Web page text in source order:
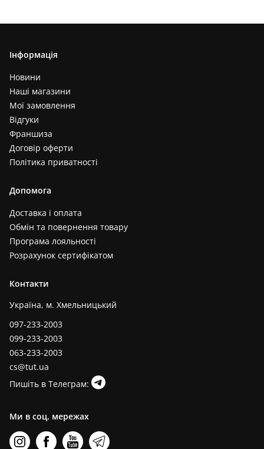
Інформація
Новини
Наші магазини
Мої замовлення
Відгуки
Франшиза
Договір оферти
Політика приватності
Допомога
Доставка і оплата
Обмін та повернення товару
Програма лояльності
Розрахунок сертифікатом
Контакти
Україна, м. Хмельницький
097-233-2003
099-233-2003
063-233-2003
cs@tut.ua
Пишіть в Телеграм:
Ми в соц. мережах